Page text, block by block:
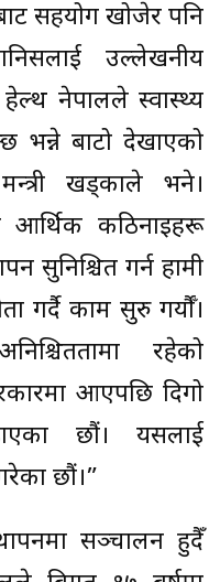
सहयोग खोजेर पनि
उल्लेखनीय
हेल्थ नेपालले स्वास्थ्य
भन्ने बाटो देखाएको
खड्काले भने।
कठिनाइहरू
सुनिश्चित गर्न हामी
गर्दै काम सुरु गर्यौँ।
रहेको
आएपछि दिगो
छौं। यसलाई
छौं।”
सञ्चालन हुदैँ